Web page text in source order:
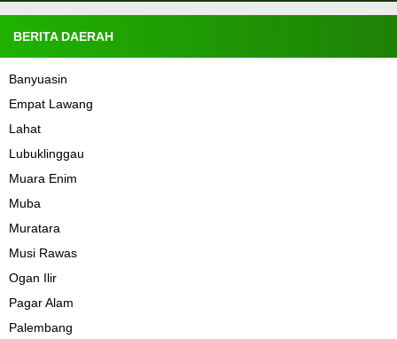
BERITA DAERAH
Banyuasin
Empat Lawang
Lahat
Lubuklinggau
Muara Enim
Muba
Muratara
Musi Rawas
Ogan Ilir
Pagar Alam
Palembang